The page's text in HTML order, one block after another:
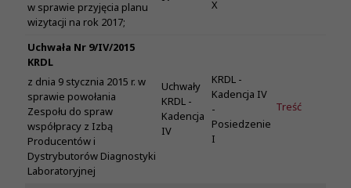
w sprawie przyjęcia planu
wizytacji na rok 2017;
X
Uchwała Nr 9/IV/2015
KRDL
z dnia 9 stycznia 2015 r. w
sprawie powołania
Zespołu do spraw
współpracy z Izbą
Producentów i
Dystrybutorów Diagnostyki
Laboratoryjnej
Uchwały
KRDL -
Kadencja
IV
KRDL -
Kadencja IV
-
Posiedzenie
I
Treść